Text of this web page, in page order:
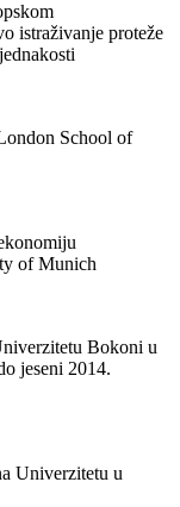
istraživanje proteže
School of
of Munich
Bokoni u
jeseni 2014.
Univerzitetu u